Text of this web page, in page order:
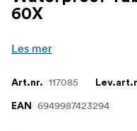
60X
Les mer
Art.nr. 117085
EAN 6949987423294